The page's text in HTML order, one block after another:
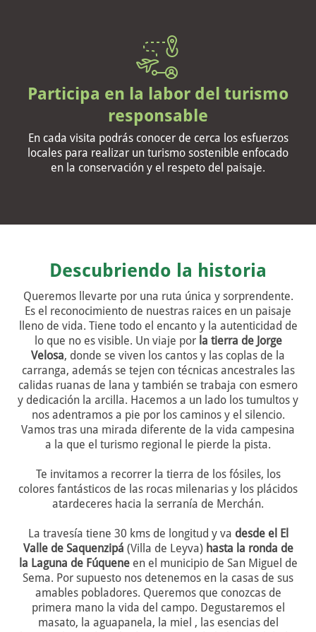
Participa en la labor del turismo
responsable
En cada visita podrás conocer de cerca los esfuerzos
locales para realizar un turismo sostenible enfocado
en la conservación y el respeto del paisaje.
Descubriendo la historia
Queremos llevarte por una ruta única y sorprendente.
Es el reconocimiento de nuestras raices en un paisaje
lleno de vida. Tiene todo el encanto y la autenticidad de
lo que no es visible. Un viaje por la tierra de Jorge
Velosa, donde se viven los cantos y las coplas de la
carranga, además se tejen con técnicas ancestrales las
calidas ruanas de lana y también se trabaja con esmero
y dedicación la arcilla. Hacemos a un lado los tumultos y
nos adentramos a pie por los caminos y el silencio.
Vamos tras una mirada diferente de la vida campesina
a la que el turismo regional le pierde la pista.
Te invitamos a recorrer la tierra de los fósiles, los
colores fantásticos de las rocas milenarias y los plácidos
atardeceres hacia la serranía de Merchán.
La travesía tiene 30 kms de longitud y va desde el El
Valle de Saquenzipá (Villa de Leyva) hasta la ronda de
la Laguna de Fúquene en el municipio de San Miguel de
Sema. Por supuesto nos detenemos en la casas de sus
amables pobladores. Queremos que conozcas de
primera mano la vida del campo. Degustaremos el
masato, la aguapanela, la miel , las esencias del